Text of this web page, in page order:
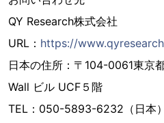
QY Research株式会社
URL： https://
日本の住所：〒104-0061東京
Wall ビル UCF５階
TEL：050-5893-6232（日本